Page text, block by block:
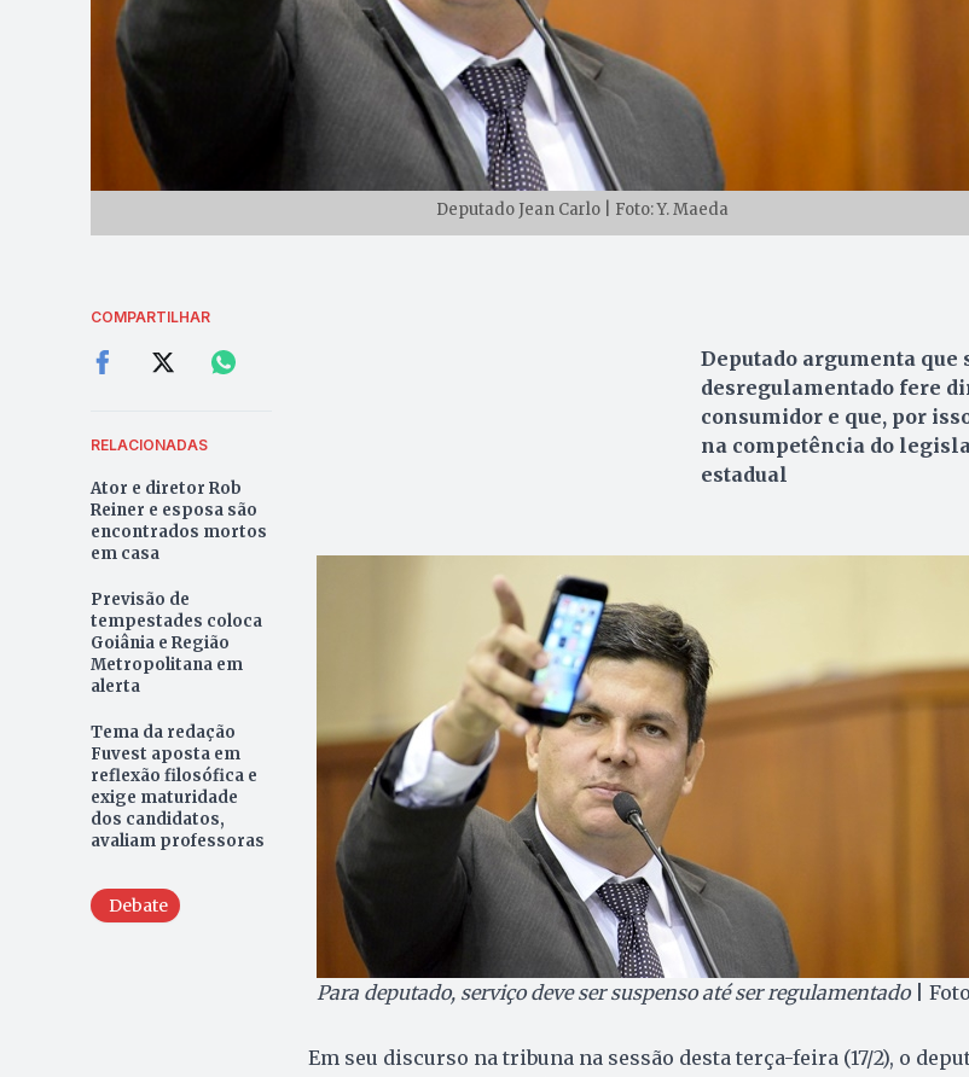
Deputado Jean Carlo | Foto: Y. Maeda
COMPARTILHAR
RELACIONADAS
Ator e diretor Rob
Reiner e esposa são
encontrados mortos
em casa
Previsão de
tempestades coloca
Goiânia e Região
Metropolitana em
alerta
Tema da redação
Fuvest aposta em
reflexão filosófica e
exige maturidade
dos candidatos,
avaliam professoras
Debate
Deputado argumenta que
desregulamentado fere
consumidor e que, por
na competência do
estadual
Para deputado, serviço deve ser suspenso até ser regulamentado|
Em seu discurso na tribuna na sessão desta terça-feira (17/2), o